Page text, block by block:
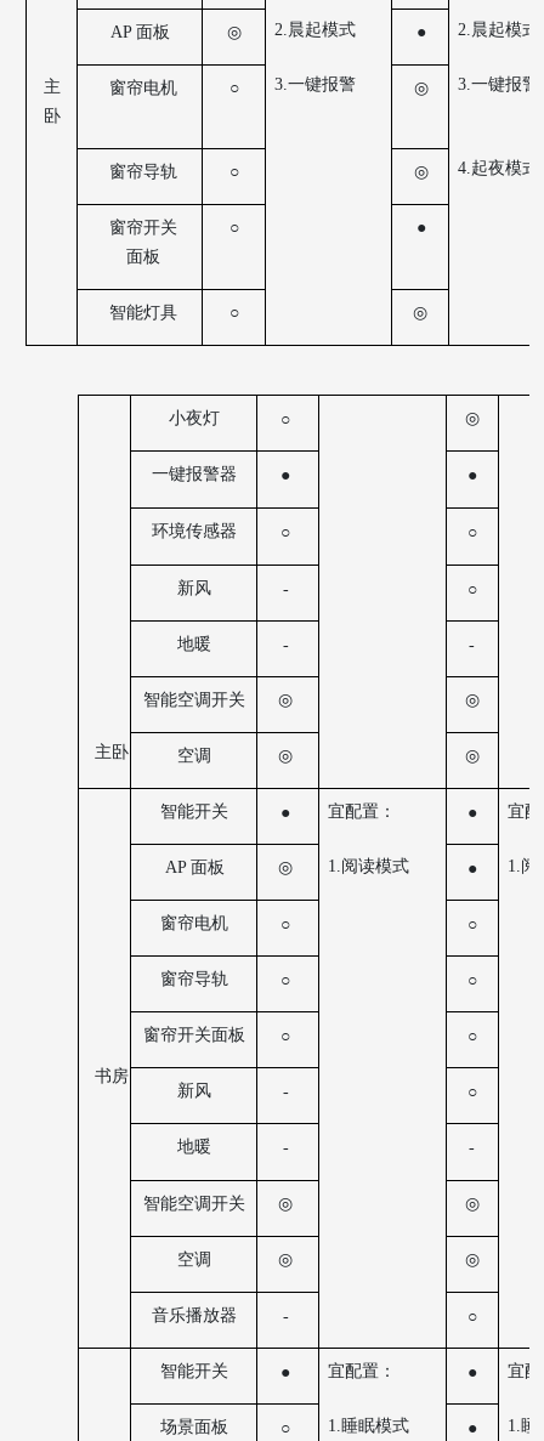
AP 面板 ◎ 2.晨起模式 ● 2.晨起模式
主
卧
窗帘电机 ○ 3.一键报警 ◎ 3.一键报警
窗帘导轨 ○ ◎ 4.起夜模式
窗帘开关
面板
○ ●
智能灯具 ○ ◎
主卧
小夜灯 ○ ◎
一键报警器 ● ●
环境传感器 ○ ○
新风 - ○
地暖 - -
智能空调开关 ◎ ◎
空调 ◎ ◎
智能开关 ● 宜配置： ● 宜
AP 面板 ◎ 1.阅读模式 ● 1.阅
窗帘电机 ○ ○
窗帘导轨 ○ ○
书房
窗帘开关面板 ○ ○
新风 - ○
地暖 - -
智能空调开关 ◎ ◎
空调 ◎ ◎
音乐播放器 - ○
智能开关 ● 宜配置： ● 宜
场景面板 ○ 1.睡眠模式 ● 1.睡